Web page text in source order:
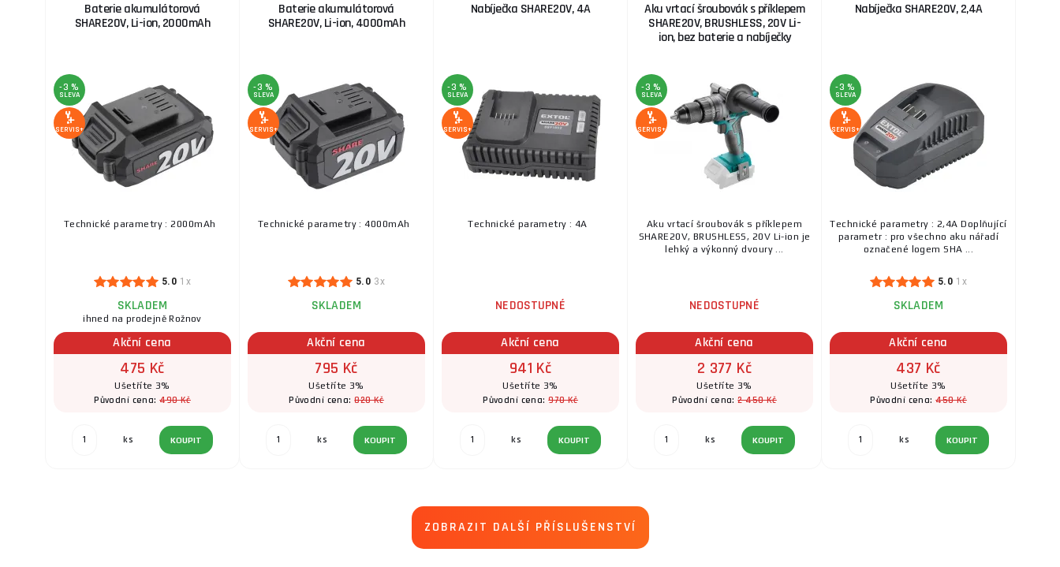
Baterie akumulátorová
SHARE20V, Li-ion, 2000mAh
-3 %
SLEVA
SERVIS+
Technické parametry : 2000mAh
5.0 1x
SKLADEM
ihned na prodejně Rožnov
Akční cena
475 Kč
Ušetříte 3%
Původní cena:490 Kč
ks KOUPIT
Baterie akumulátorová
SHARE20V, Li-ion, 4000mAh
-3 %
SLEVA
SERVIS+
Technické parametry : 4000mAh
5.0 3x
SKLADEM
Akční cena
795 Kč
Ušetříte 3%
Původní cena:820 Kč
ks KOUPIT
Nabíječka SHARE20V, 4A
-3 %
SLEVA
SERVIS+
Technické parametry : 4A
NEDOSTUPNÉ
Akční cena
941 Kč
Ušetříte 3%
Původní cena:970 Kč
ks KOUPIT
Aku vrtací šroubovák s příklepem
SHARE20V, BRUSHLESS, 20V Li-
ion, bez baterie a nabíječky
-3 %
SLEVA
SERVIS+
Aku vrtací šroubovák s příklepem
SHARE20V, BRUSHLESS, 20V Li-ion je
lehký a výkonný dvoury ...
NEDOSTUPNÉ
Akční cena
2 377 Kč
Ušetříte 3%
Původní cena:2 450 Kč
ks KOUPIT
Nabíječka SHARE20V, 2,4A
-3 %
SLEVA
SERVIS+
Technické parametry : 2,4A Doplňující
parametr : pro všechno aku nářadí
označené logem SHA ...
5.0 1x
SKLADEM
Akční cena
437 Kč
Ušetříte 3%
Původní cena:450 Kč
ks KOUPIT
ZOBRAZIT DALŠÍ PŘÍSLUŠENSTVÍ